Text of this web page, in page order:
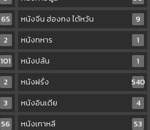
65 หนังจีน ฮ่องกง ไต้หวัน
9
2 หนังทหาร
1
101 หนังปล้น
1
2 หนังฝรั่ง
540
3 หนังอินเดีย
4
56 หนังเกาหลี
53